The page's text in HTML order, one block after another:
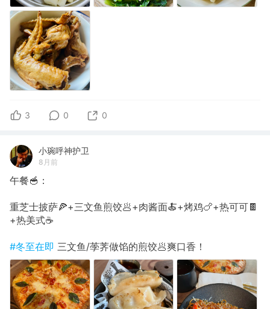
3 0 0
小琬呼神护卫
8月前
午餐🥣：
重芝士披萨🍕+三文鱼煎饺🥟+肉酱面🍝+烤鸡🍗+热可可🍫
+热美式☕️
#冬至在即 三文鱼/荸荠做馅的煎饺🥟爽口香！